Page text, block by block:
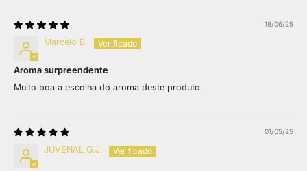
18/06/25
Marcelo B.
Aroma surpreendente
Muito boa a escolha do aroma deste produto.
01/05/25
JUVENAL G.J.